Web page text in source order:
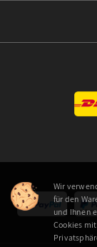
Wir
für den
und Ihnen
Cookies